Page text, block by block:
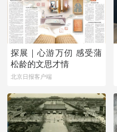
探展｜心游万仞 感受蒲
松龄的文思才情
北京日报客户端